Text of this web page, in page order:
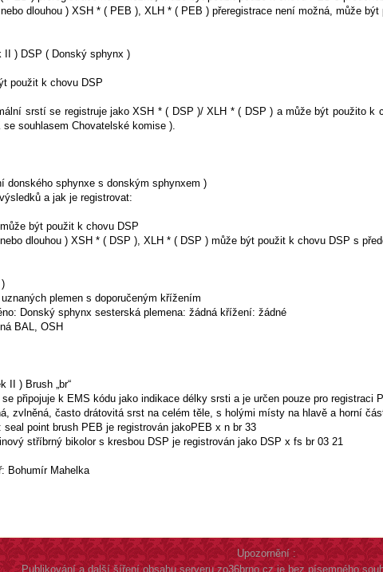
dlouhou ) XSH * ( PEB ), XLH * ( PEB ) přeregistrace není možná, může
II ) DSP ( Donský sphynx )
použit k chovu DSP
srstí se registruje jako XSH * ( DSP )/ XLH * ( DSP ) a může být použito k
se souhlasem Chovatelské komise ).
donského sphynxe s donským sphynxem )
a jak je registrovat:
být použit k chovu DSP
dlouhou ) XSH * ( DSP ), XLH * ( DSP ) může být použit k chovu DSP s
plemen s doporučeným křížením
Donský sphynx sesterská plemena: žádná křížení: žádné
BAL, OSH
II ) Brush „br“
se připojuje k EMS kódu jako indikace délky srsti a je určen pouze pro registraci
zvlněná, často drátovitá srst na celém těle, s holými místy na hlavě a horní
seal point brush PEB je registrován jakoPEB x n br 33
stříbrný bikolor s kresbou DSP je registrován jako DSP x fs br 03 21
Bohumír Mahelka
Upozornění :
Publikování a další šíření obsahu serveru zo36brno.cz je bez písemného